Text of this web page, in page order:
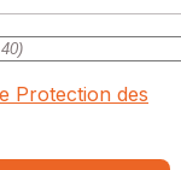
Protection des